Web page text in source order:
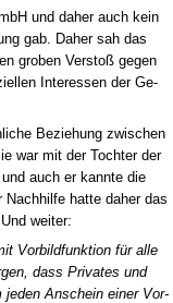
und da­her auch kein
gab. Da­her sah das
gro­ben Ver­s­toß ge­gen
In­ter­es­sen der Ge­
Be­zie­hung zwi­schen
war mit der Toch­ter der
auch er kann­te die
hat­te da­her das
wei­ter:
Vor­bild­funk­ti­on für al­le
dass Pri­va­tes und
je­den An­schein ei­ner Vor­